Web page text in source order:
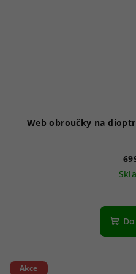
Web obroučky na
Akce